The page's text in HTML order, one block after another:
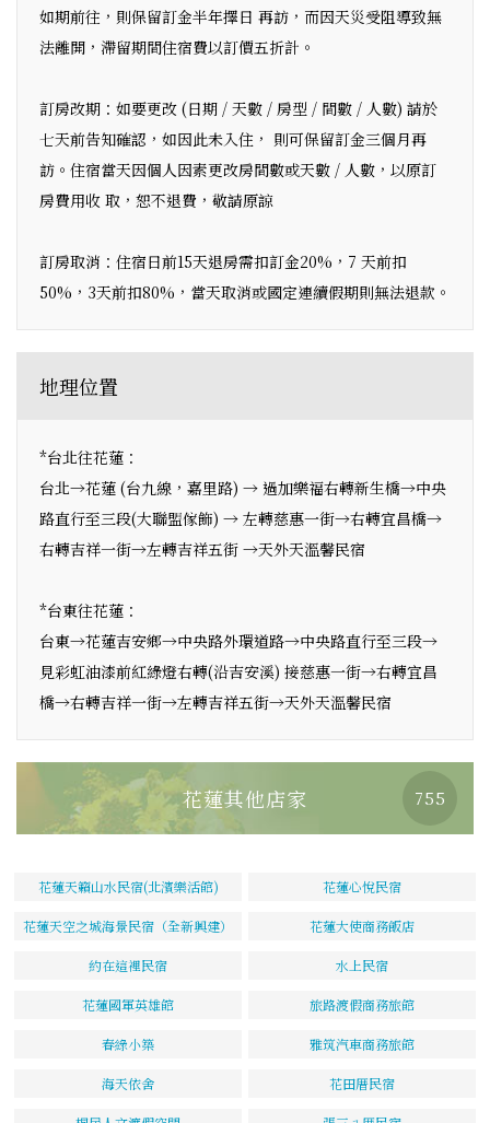
如期前往，則保留訂金半年擇日 再訪，而因天災受阻導致無
法離開，滯留期間住宿費以訂價五折計。
訂房改期：如要更改 (日期 / 天數 / 房型 / 間數 / 人數) 請於
七天前告知確認，如因此未入住， 則可保留訂金三個月再
訪。住宿當天因個人因素更改房間數或天數 / 人數，以原訂
房費用收 取，恕不退費，敬請原諒
訂房取消：住宿日前15天退房需扣訂金20%，7 天前扣
50%，3天前扣80%，當天取消或國定連續假期則無法退款。
地理位置
*台北往花蓮：
台北→花蓮 (台九線，嘉里路) → 過加樂福右轉新生橋→中央
路直行至三段(大聯盟傢飾) → 左轉慈惠一街→右轉宜昌橋→
右轉吉祥一街→左轉吉祥五街 →天外天溫馨民宿
*台東往花蓮：
台東→花蓮吉安鄉→中央路外環道路→中央路直行至三段→
見彩虹油漆前紅綠燈右轉(沿吉安溪) 接慈惠一街→右轉宜昌
橋→右轉吉祥一街→左轉吉祥五街→天外天溫馨民宿
花蓮其他店家 755
花蓮天籟山水民宿(北濱樂活館) 花蓮心悅民宿
花蓮天空之城海景民宿（全新興建） 花蓮大使商務飯店
約在這裡民宿 水上民宿
花蓮國軍英雄館 旅路渡假商務旅館
春綠小築 雅筑汽車商務旅館
海天依舍 花田厝民宿